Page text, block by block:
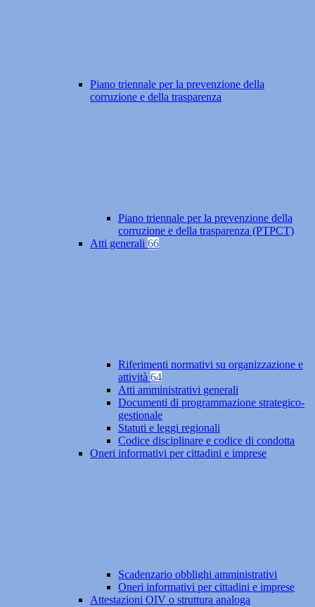
Piano triennale per la prevenzione della
corruzione e della trasparenza
Piano triennale per la prevenzione della
corruzione e della trasparenza (PTPCT)
Atti generali 66
Riferimenti normativi su organizzazione e
attività 64
Atti amministrativi generali
Documenti di programmazione strategico-
gestionale
Statuti e leggi regionali
Codice disciplinare e codice di condotta
Oneri informativi per cittadini e imprese
Scadenzario obblighi amministrativi
Oneri informativi per cittadini e imprese
Attestazioni OIV o struttura analoga